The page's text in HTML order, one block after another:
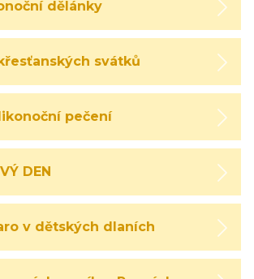
dělánky
svátků
pečení
DEN
v dětských dlaních